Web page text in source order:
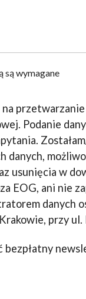
są wymagane
na
Podanie
danych,
usunięcia w
EOG, ani nie
danych
przy
bezpłatny